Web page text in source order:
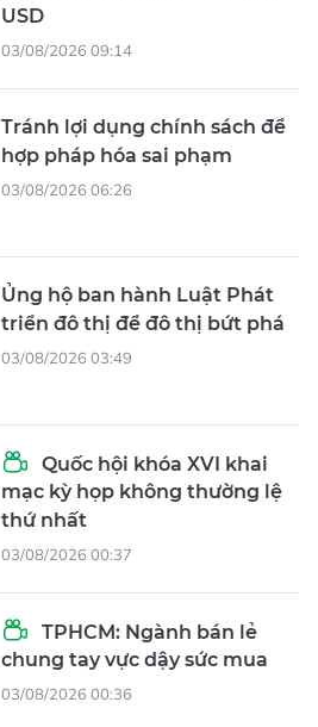
USD
03/08/2026 09:14
Tránh lợi dụng chính sách để
hợp pháp hóa sai phạm
03/08/2026 06:26
Ủng hộ ban hành Luật Phát
triển đô thị để đô thị bứt phá
03/08/2026 03:49
Quốc hội khóa XVI khai
mạc kỳ họp không thường lệ
thứ nhất
03/08/2026 00:37
TPHCM: Ngành bán lẻ
chung tay vực dậy sức mua
03/08/2026 00:36